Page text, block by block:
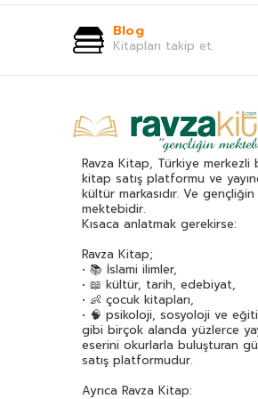
Ahmet Refik Altınay(67)
Ahmet Seyrek
Ahmet Ümit
(70)
Akif Manaf(46)
Alexandr Sergeyeviç Puşkin
Alexandre Dumas(113)
Alfred Adler(62)
Ali Bulaç(32)
Ali Haydar Haksal
(53)
Alphonse Daudet
Andre Gide(43)
Anita Ganeri(32)
Anonim(300)
Antoine De Saint Exupery
Blog
Kitapları takip et.
Ravza Kitap, Türkiye merkezli
kitap satış platformu ve
kültür markasıdır. Ve gençliğin
mektebidir.
Kısaca anlatmak gerekirse:
Ravza Kitap;
• 📚 İslami ilimler,
• 📖 kültür, tarih, edebiyat,
• 👶 çocuk kitapları,
• 🧠 psikoloji, sosyoloji ve
gibi birçok alanda yüzlerce
eserini okurlarla buluşturan
satış platformudur.
Ayrıca Ravza Kitap: